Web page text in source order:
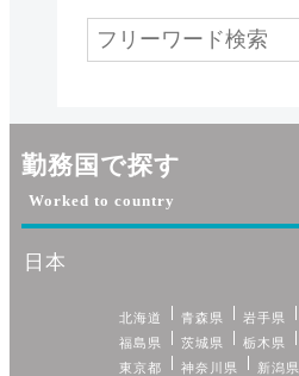
勤務国で探す
Worked to country
日本
北海道 青森県 岩手県
福島県
茨城県 栃木県
東京都
神奈川県 新潟県